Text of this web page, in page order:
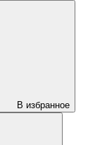
В избранное